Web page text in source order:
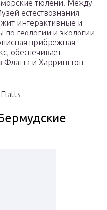
морские тюлени. Между
естествознания
интерактивные и
по геологии и экологии
прибрежная
обеспечивает
Флатта и Харрингтон